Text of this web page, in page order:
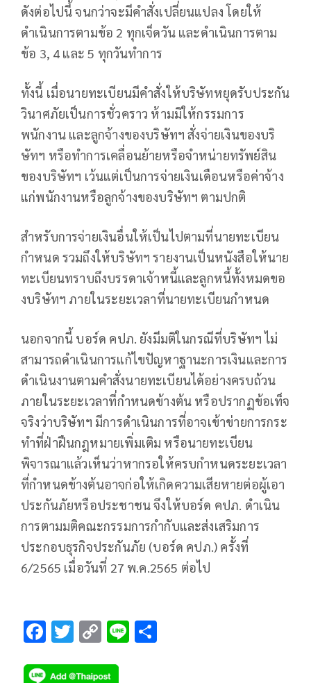
ดังต่อไปนี้ จนกว่าจะมีคำสั่งเปลี่ยนแปลง โดยให้
ดำเนินการตามข้อ 2 ทุกเจ็ดวัน และดำเนินการตาม
ข้อ 3, 4 และ 5 ทุกวันทำการ
ทั้งนี้ เมื่อนายทะเบียนมีคำสั่งให้บริษัทหยุดรับประกัน
วินาศภัยเป็นการชั่วคราว ห้ามมิให้กรรมการ
พนักงาน และลูกจ้างของบริษัทฯ สั่งจ่ายเงินของบริ
ษัทฯ หรือทำการเคลื่อนย้ายหรือจำหน่ายทรัพย์สิน
ของบริษัทฯ เว้นแต่เป็นการจ่ายเงินเดือนหรือค่าจ้าง
แก่พนักงานหรือลูกจ้างของบริษัทฯ ตามปกติ
สำหรับการจ่ายเงินอื่นให้เป็นไปตามที่นายทะเบียน
กำหนด รวมถึงให้บริษัทฯ รายงานเป็นหนังสือให้นาย
ทะเบียนทราบถึงบรรดาเจ้าหนี้และลูกหนี้ทั้งหมดขอ
งบริษัทฯ ภายในระยะเวลาที่นายทะเบียนกำหนด
นอกจากนี้ บอร์ด คปภ. ยังมีมติในกรณีที่บริษัทฯ ไม่
สามารถดำเนินการแก้ไขปัญหาฐานะการเงินและการ
ดำเนินงานตามคำสั่งนายทะเบียนได้อย่างครบถ้วน
ภายในระยะเวลาที่กำหนดข้างต้น หรือปรากฏข้อเท็จ
จริงว่าบริษัทฯ มีการดำเนินการที่อาจเข้าข่ายการกระ
ทำที่ฝ่าฝืนกฎหมายเพิ่มเติม หรือนายทะเบียน
พิจารณาแล้วเห็นว่าหากรอให้ครบกำหนดระยะเวลา
ที่กำหนดข้างต้นอาจก่อให้เกิดความเสียหายต่อผู้เอา
ประกันภัยหรือประชาชน จึงให้บอร์ด คปภ. ดำเนิน
การตามมติคณะกรรมการกำกับและส่งเสริมการ
ประกอบธุรกิจประกันภัย (บอร์ด คปภ.) ครั้งที่
6/2565 เมื่อวันที่ 27 พ.ค.2565 ต่อไป
F
e
T
tt
C
p
Li